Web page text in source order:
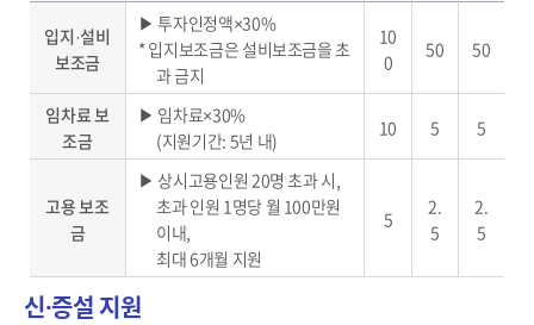
입지·설비
보조금
▶ 투자인정액×30%
* 입지보조금은 설비보조금을 초
과 금지
10
0
50 50
임차료 보
조금
▶ 임차료×30%
(지원기간: 5년 내)
10 5 5
고용 보조
금
▶ 상시고용인원 20명 초과 시,
초과 인원 1명당 월 100만원
이내,
최대 6개월 지원
5
2.
5
2.
5
신·증설 지원